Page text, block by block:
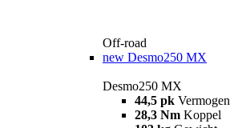
Off-road
new Desmo250 MX
Desmo250 MX
44,5 pk Vermogen
28,3 Nm Koppel